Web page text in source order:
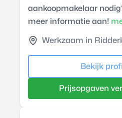
aankoopmakelaar
meer informatie aan!
Werkzaam in
Bekijk
Prijsopgaven